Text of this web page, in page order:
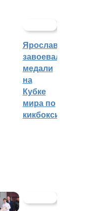
Ярославцы
завоевали
медали
на
Кубке
мира по
кикбоксингу